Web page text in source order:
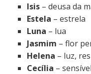
Isis– deusa da
Estela – estrela
Luna – lua
Jasmim – flor
Helena – luz,
Cecília –